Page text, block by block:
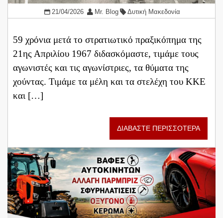
21/04/2026 Mr. Blog Δυτική Μακεδονία
​59 χρόνια μετά το στρατιωτικό πραξικόπημα της
21ης Απριλίου 1967 διδασκόμαστε, τιμάμε τους
αγωνιστές και τις αγωνίστριες, τα θύματα της
χούντας. Τιμάμε τα μέλη και τα στελέχη του ΚΚΕ
και […]
ΔΙΑΒΑΣΤΕ ΠΕΡΙΣΣΟΤΕΡΑ